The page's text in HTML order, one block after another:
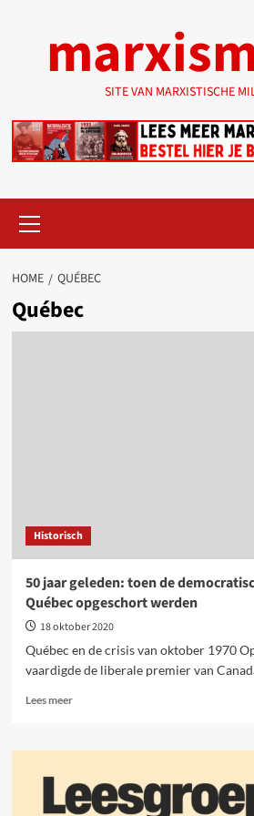
SITE VAN MARXISTISCHE
menu
HOME QUÉBEC
Québec
Historisch
50 jaar geleden: toen de
Québec opgeschort werden
18 oktober 2020
Québec en de crisis van oktober 1970
vaardigde de liberale premier van
Lees meerLees
50
geleden:
toen